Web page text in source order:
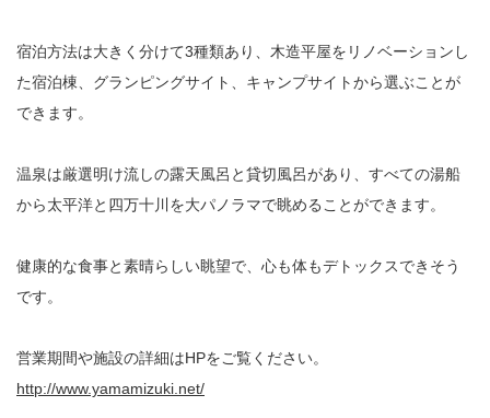
宿泊方法は大きく分けて3種類あり、木造平屋をリノベーションし
た宿泊棟、グランピングサイト、キャンプサイトから選ぶことが
できます。
温泉は厳選明け流しの露天風呂と貸切風呂があり、すべての湯船
から太平洋と四万十川を大パノラマで眺めることができます。
健康的な食事と素晴らしい眺望で、心も体もデトックスできそう
です。
営業期間や施設の詳細はHPをご覧ください。
http://www.yamamizuki.net/